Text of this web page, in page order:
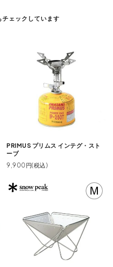
チェックしています
PRIMUS プリムス インテグ・スト
ーブ
9,900円(税込)